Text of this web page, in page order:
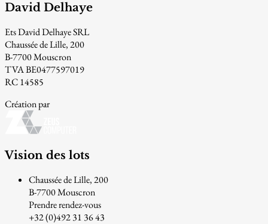
David Delhaye
Ets David Delhaye SRL
Chaussée de Lille, 200
B-7700 Mouscron
TVA BE0477597019
RC 14585
Création par
Vision des lots
Chaussée de Lille, 200
B-7700 Mouscron
Prendre rendez-vous
+32 (0)492 31 36 43